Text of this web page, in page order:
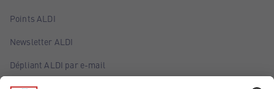
Points ALDI
Newsletter ALDI
Dépliant ALDI par e-mail